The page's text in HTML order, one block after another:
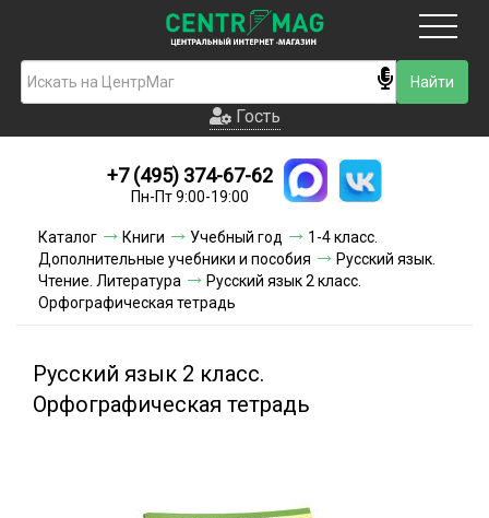
Гость
Новинки
Условия доставки
Условия оплаты
Акции и скидки
Гость
+7 (495) 374-67-62
Пн-Пт 9:00-19:00
Каталог Книги Учебный год
1-4 класс.
Дополнительные учебники и пособия
Русский язык.
Чтение. Литература
Русский язык 2 класс.
Орфографическая тетрадь
Русский язык 2 класс.
Орфографическая тетрадь